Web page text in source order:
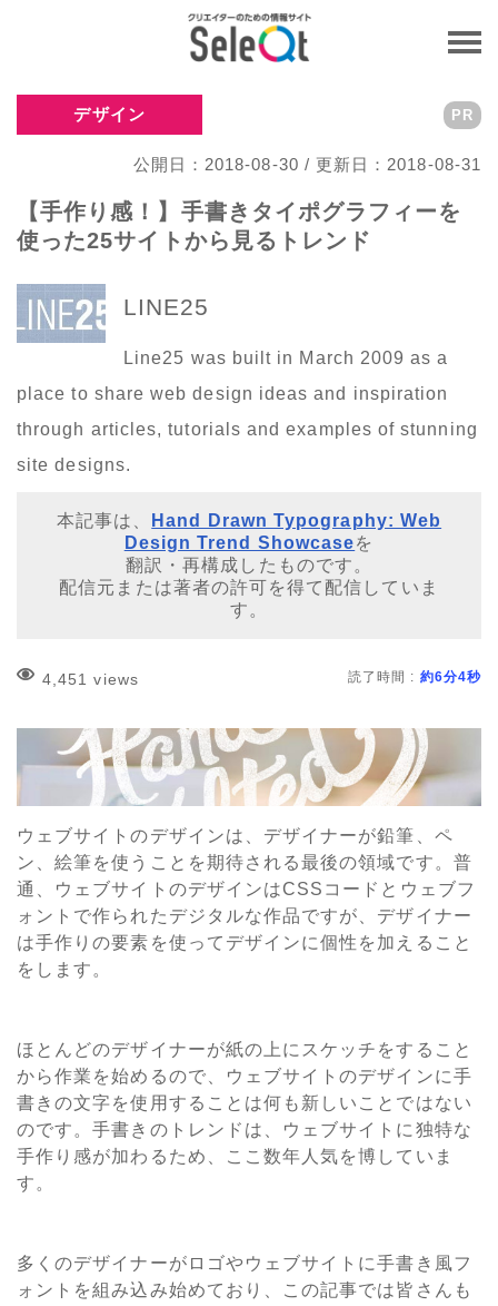
デザイン
公開日：2018-08-30 / 更新日：2018-08-31
PR
【手作り感！】手書きタイポグラフィーを
使った25サイトから見るトレンド
LINE25
Line25 was built in March 2009 as a
place to share web design ideas and inspiration
through articles, tutorials and examples of stunning
site designs.
本記事は、
Hand Drawn Typography: Web
Design Trend Showcaseを
翻訳・再構成したものです。
配信元または著者の許可を得て配信していま
す。
4,451 views 読了時間 : 約6分4秒
ウェブサイトのデザインは、デザイナーが鉛筆、ペ
ン、絵筆を使うことを期待される最後の領域です。普
通、ウェブサイトのデザインはCSSコードとウェブフ
ォントで作られたデジタルな作品ですが、デザイナー
は手作りの要素を使ってデザインに個性を加えること
をします。
ほとんどのデザイナーが紙の上にスケッチをすること
から作業を始めるので、ウェブサイトのデザインに手​​
書きの文字を使用することは何も新しいことではない
のです。手書きのトレンドは、ウェブサイトに独特な
手作り感が加わるため、ここ数年人気を博していま
す。
多くのデザイナーがロゴやウェブサイトに手書き風フ
ォントを組み込み始めており、この記事では皆さんも